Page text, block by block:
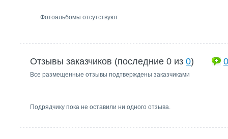
Фотоальбомы отсутствуют
Отзывы заказчиков (последние 0 из 0) 0
Все размещенные отзывы подтверждены заказчиками
Подрядчику пока не оставили ни одного отзыва.